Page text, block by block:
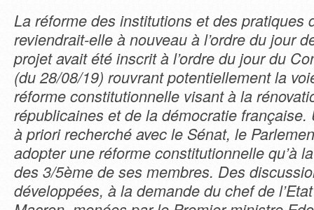
La réforme des institutions et des pratiques
reviendrait-elle à nouveau à l’ordre du jour
projet avait été inscrit à l’ordre du jour du
(du 28/08/19) rouvrant potentiellement la
réforme constitutionnelle visant à la
républicaines et de la démocratie française.
à priori recherché avec le Sénat, le
adopter une réforme constitutionnelle qu’à
des 3/5ème de ses membres. Des
développées, à la demande du chef de